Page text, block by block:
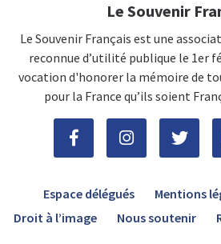
Le Souvenir
Le Souvenir Français est une
reconnue d’utilité publique le 1er
vocation d'honorer la mémoire de
pour la France qu’ils soient
Espace délégués Mentions
Droit à l’image
Nous soutenir